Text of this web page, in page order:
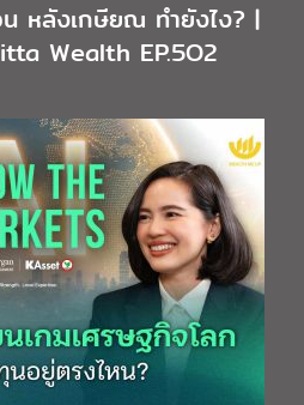
หลังเกษียณ ทำยังไง? |
Wealth EP.5O2